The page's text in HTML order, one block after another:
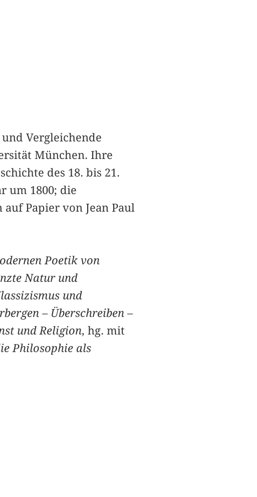
Vergleichende
München. Ihre
des 18. bis 21.
um 1800; die
Papier von Jean Paul
Poetik von
Natur und
und
– Überschreiben –
und Religion, hg. mit
Philosophie als